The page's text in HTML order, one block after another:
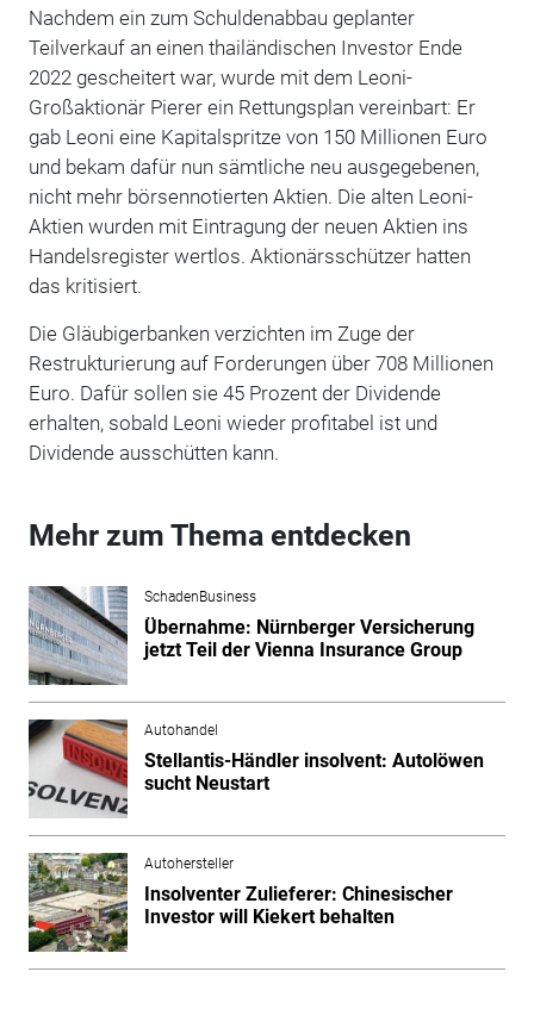
Nachdem ein zum Schuldenabbau geplanter
Teilverkauf an einen thailändischen Investor Ende
2022 gescheitert war, wurde mit dem Leoni-
Großaktionär Pierer ein Rettungsplan vereinbart: Er
gab Leoni eine Kapitalspritze von 150 Millionen Euro
und bekam dafür nun sämtliche neu ausgegebenen,
nicht mehr börsennotierten Aktien. Die alten Leoni-
Aktien wurden mit Eintragung der neuen Aktien ins
Handelsregister wertlos. Aktionärsschützer hatten
das kritisiert.
Die Gläubigerbanken verzichten im Zuge der
Restrukturierung auf Forderungen über 708 Millionen
Euro. Dafür sollen sie 45 Prozent der Dividende
erhalten, sobald Leoni wieder profitabel ist und
Dividende ausschütten kann.
Mehr zum Thema entdecken
SchadenBusiness
Übernahme: Nürnberger Versicherung
jetzt Teil der Vienna Insurance Group
Autohandel
Stellantis-Händler insolvent: Autolöwen
sucht Neustart
Autohersteller
Insolventer Zulieferer: Chinesischer
Investor will Kiekert behalten